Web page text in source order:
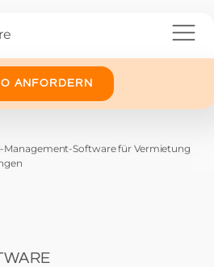
ANFORDERN
Management-Software für Vermietung